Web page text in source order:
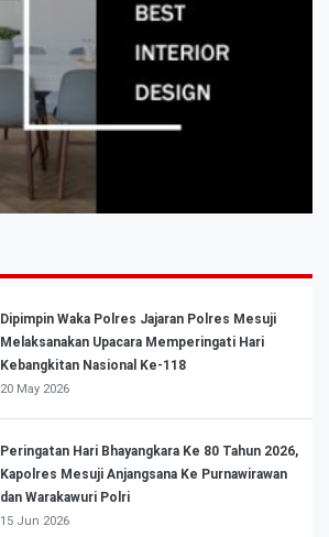
Dipimpin Waka Polres Jajaran Polres Mesuji
Melaksanakan Upacara Memperingati Hari
Kebangkitan Nasional Ke-118
20 May 2026
Peringatan Hari Bhayangkara Ke 80 Tahun 2026,
Kapolres Mesuji Anjangsana Ke Purnawirawan
dan Warakawuri Polri
15 Jun 2026